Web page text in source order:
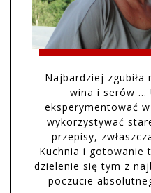
Najbardziej zgubiła
wina i serów …
eksperymentować
wykorzystywać
przepisy,
Kuchnia i gotowanie
dzielenie się tym z
poczucie